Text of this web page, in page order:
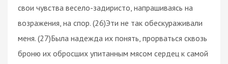
свои чувства весело-задиристо, напрашиваясь на
возражения, на спор. (26)Эти не так обескураживали
меня. (27)Была надежда их понять, прорваться сквозь
броню их обросших упитанным мясом сердец к самой